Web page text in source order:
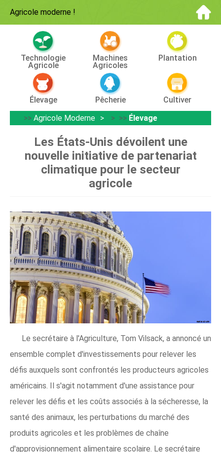
Agricole moderne !
Technologie
Agricole
Machines
Agricoles
Plantation
Élevage Pêcherie
Cultiver
>> Agricole Moderne > >> Élevage
Les États-Unis dévoilent une
nouvelle initiative de partenariat
climatique pour le secteur
agricole
Le secrétaire à l'Agriculture, Tom Vilsack, a annoncé un
ensemble complet d'investissements pour relever les
défis auxquels sont confrontés les producteurs agricoles
américains. Il s'agit notamment d'une assistance pour
relever les défis et les coûts associés à la sécheresse, la
santé des animaux, les perturbations du marché des
produits agricoles et les problèmes de chaîne
d'approvisionnement alimentaire scolaire. Le secrétaire